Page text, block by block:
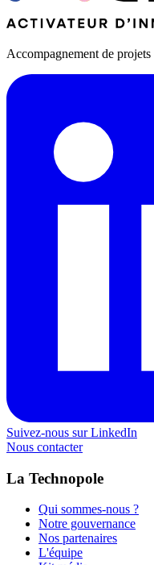
Accompagnement de
Suivez-nous sur LinkedIn
Nous contacter
La Technopole
Qui sommes-nous ?
Notre gouvernance
Nos partenaires
L'équipe